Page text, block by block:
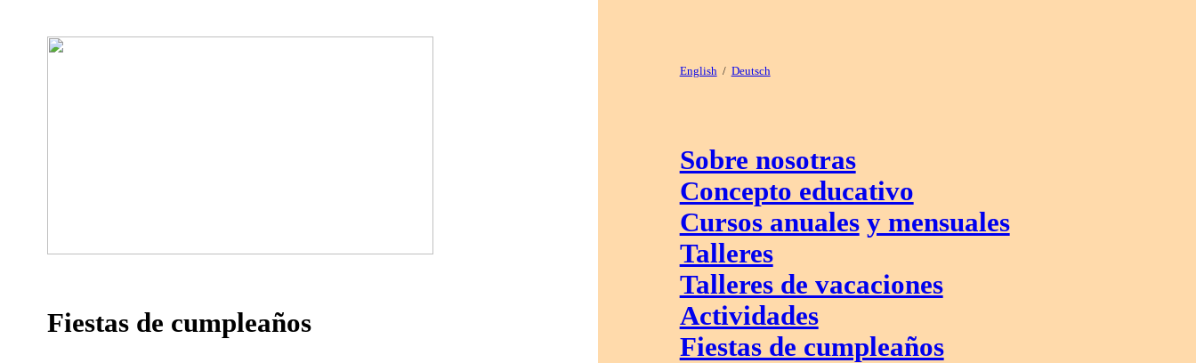
English/ Deutsch
Sobre nosotras
Concepto educativo
Cursos anuales y mensuales
Talleres
Talleres de vacaciones
Actividades
Fiestas de cumpleaños
Fiestas de cumpleaños